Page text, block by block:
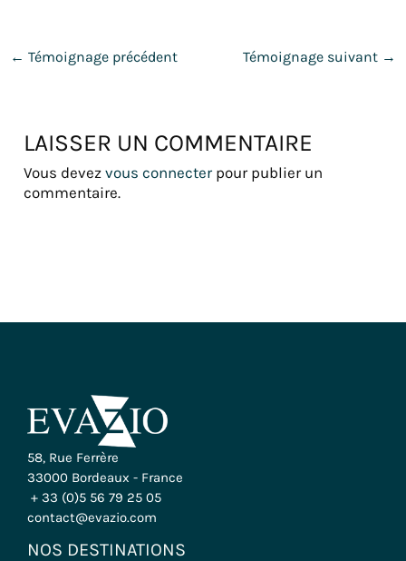
← Témoignage précédent Témoignage suivant →
LAISSER UN COMMENTAIRE
Vous devezvous connecterpour publier un
commentaire.
58, Rue Ferrère
33000 Bordeaux - France
+ 33 (0)5 56 79 25 05
contact@evazio.com
NOS DESTINATIONS